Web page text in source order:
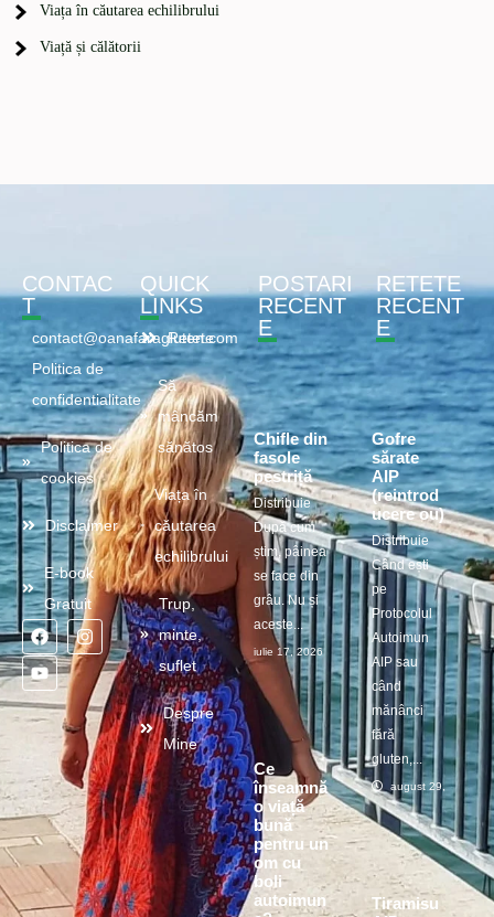
Viața în căutarea echilibrului
Viață și călătorii
CONTAC
T
contact@oanafaragluten.com
Politica de
confidentialitate
Politica de
cookies
Disclaimer
E-book
Gratuit
QUICK
LINKS
Retete
Să
mâncăm
sănătos
Viața în
căutarea
echilibrului
Trup,
minte,
suflet
Despre
Mine
POSTARI
RECENT
E
Chifle din
fasole
pestriță
Distribuie
După cum
știm, pâinea
se face din
grâu. Nu și
aceste...
iulie 17, 2026
Ce
înseamnă
o viață
bună
pentru un
om cu
boli
autoimun
RETETE
RECENT
E
Gofre
sărate
AIP
(reintrod
ucere ou)
Distribuie
Când ești
pe
Protocolul
Autoimun
AIP sau
când
mănânci
fără
gluten,...
august 29, 2025
Tiramisu